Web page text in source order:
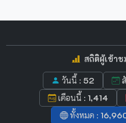
สถิติผู้เข้าช
วันนี้ : 52
เดือนนี้ : 1,414
ทั้งหมด :